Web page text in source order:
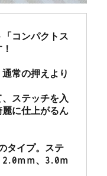
コンパクトス
常の押えより
ステッチを入
に仕上がるん
タイプ。ステ
ｍｍ、3.0ｍ